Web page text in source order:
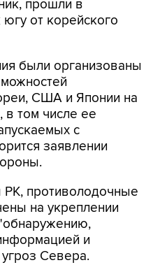
прошли в
от корейского
были организованы
США и Японии на
том числе ее
с
заявлении
противолодочные
на укреплении
и
Севера.